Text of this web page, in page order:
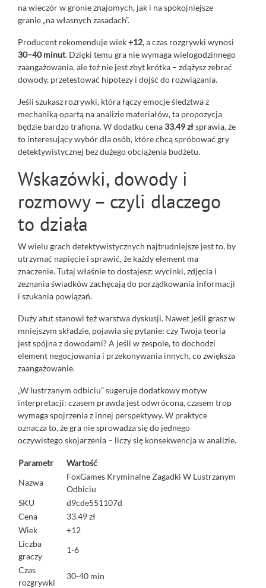
na wieczór w gronie znajomych, jak i na spokojniejsze
granie „na własnych zasadach”.
Producent rekomenduje wiek+12, a czas rozgrywki wynosi
30–40 minut. Dzięki temu gra nie wymaga wielogodzinnego
zaangażowania, ale też nie jest zbyt krótka – zdążysz zebrać
dowody, przetestować hipotezy i dojść do rozwiązania.
Jeśli szukasz rozrywki, która łączy emocje śledztwa z
mechaniką opartą na analizie materiałów, ta propozycja
będzie bardzo trafiona. W dodatku cena33.49 złsprawia, że
to interesujący wybór dla osób, które chcą spróbować gry
detektywistycznej bez dużego obciążenia budżetu.
Wskazówki, dowody i
rozmowy – czyli dlaczego
to działa
W wielu grach detektywistycznych najtrudniejsze jest to, by
utrzymać napięcie i sprawić, że każdy element ma
znaczenie. Tutaj właśnie to dostajesz: wycinki, zdjęcia i
zeznania świadków zachęcają do porządkowania informacji
i szukania powiązań.
Duży atut stanowi też warstwa dyskusji. Nawet jeśli grasz w
mniejszym składzie, pojawia się pytanie: czy Twoja teoria
jest spójna z dowodami? A jeśli w zespole, to dochodzi
element negocjowania i przekonywania innych, co zwiększa
zaangażowanie.
„W lustrzanym odbiciu” sugeruje dodatkowy motyw
interpretacji: czasem prawda jest odwrócona, czasem trop
wymaga spojrzenia z innej perspektywy. W praktyce
oznacza to, że gra nie sprowadza się do jednego
oczywistego skojarzenia – liczy się konsekwencja w analizie.
Parametr
Wartość
Nazwa
FoxGames Kryminalne Zagadki W Lustrzanym
Odbiciu
SKU
d9cde551107d
Cena
33.49 zł
Wiek
+12
Liczba
graczy
1-6
Czas
rozgrywki
30-40 min